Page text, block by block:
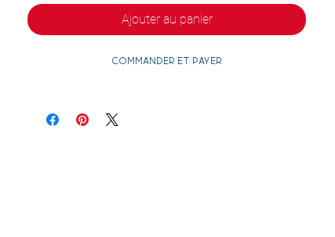
Ajouter au panier
Commander et payer